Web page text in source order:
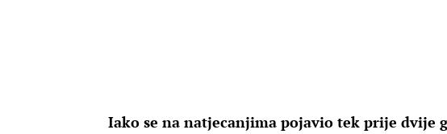
Iako se na natjecanjima pojavio tek prije dvije